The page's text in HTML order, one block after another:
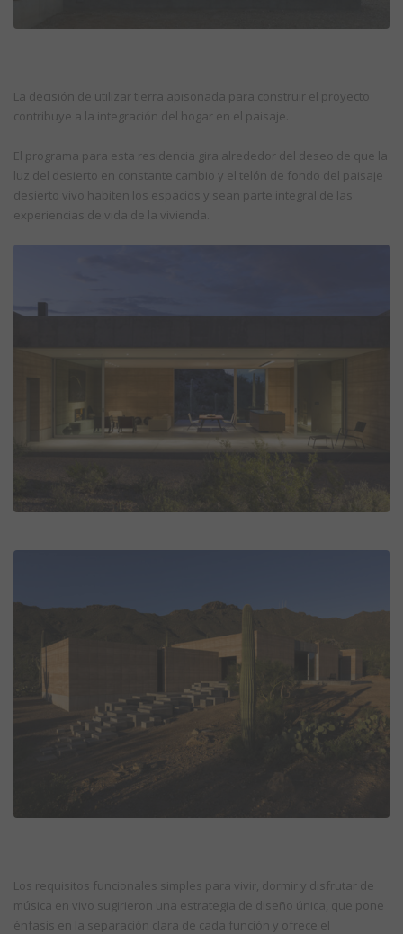
La decisión de utilizar tierra apisonada para construir el proyecto
contribuye a la integración del hogar en el paisaje.
El programa para esta residencia gira alrededor del deseo de que la
luz del desierto en constante cambio y el telón de fondo del paisaje
desierto vivo habiten los espacios y sean parte integral de las
experiencias de vida de la vivienda.
Los requisitos funcionales simples para vivir, dormir y disfrutar de
música en vivo sugirieron una estrategia de diseño única, que pone
énfasis en la separación clara de cada función y ofrece el